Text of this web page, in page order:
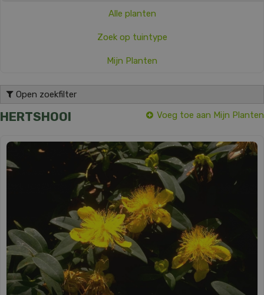
Alle planten
Zoek op tuintype
Mijn Planten
Open zoekfilter
HERTSHOOI Voeg toe aan Mijn Planten